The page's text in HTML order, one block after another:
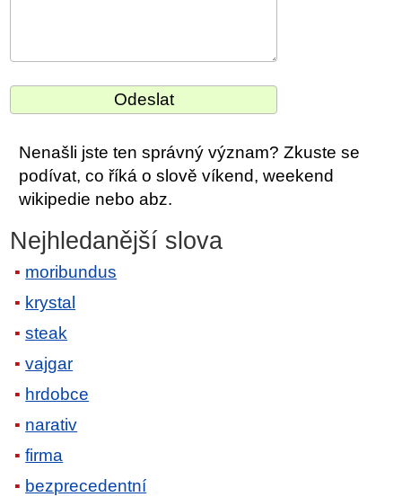
Nenašli jste ten správný význam? Zkuste se
podívat, co říká o slově víkend, weekend
wikipedie nebo abz.
Nejhledanější slova
moribundus
krystal
steak
vajgar
hrdobce
narativ
firma
bezprecedentní